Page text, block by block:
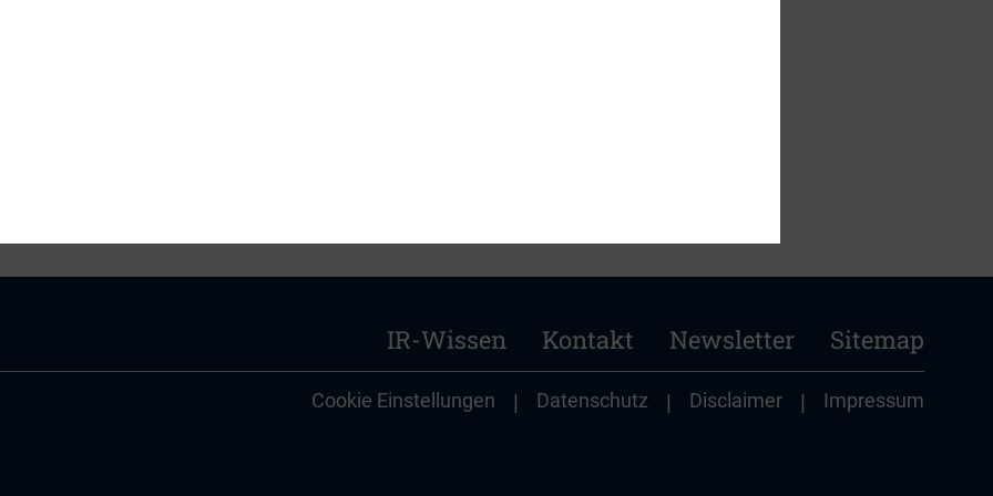
IR-Wissen Kontakt Newsletter Sitemap
Cookie Einstellungen | Datenschutz | Disclaimer | Impressum